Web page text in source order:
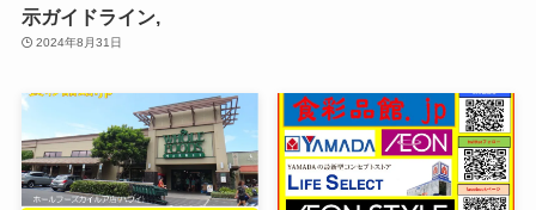
示ガイドライン,
2024年8月31日